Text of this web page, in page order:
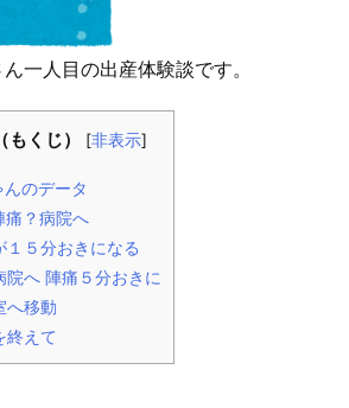
一人目の出産体験談です。
もくじ） [非表示]
のデータ
痛？病院へ
１５分おきになる
院へ 陣痛５分おきに
へ移動
終えて